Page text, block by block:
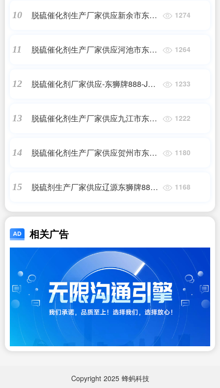
10
脱硫催化剂生产厂家供应新余市东狮
1274
11
脱硫催化剂生产厂家供应河池市东狮
1264
12
脱硫催化剂厂家供应-东狮牌888-JDS
1233
13
脱硫催化剂生产厂家供应九江市东狮
1222
14
脱硫催化剂生产厂家供应贺州市东狮
1180
15
脱硫剂生产厂家供应辽源东狮牌888
1168
相关广告
Copyright 2025 蜂蚂科技